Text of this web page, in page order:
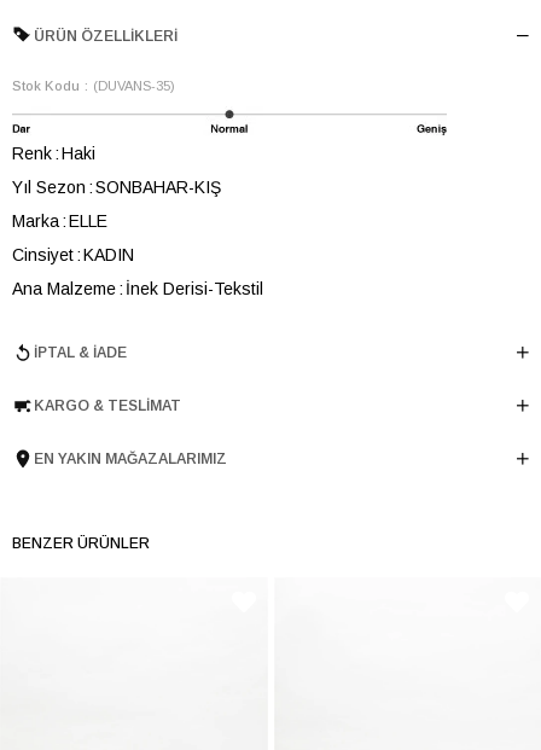
ÜRÜN ÖZELLIKLERI
Stok Kodu (DUVANS-35)
Renk Haki
Yıl Sezon SONBAHAR-KIŞ
Marka ELLE
Cinsiyet KADIN
Ana Malzeme İnek Derisi-Tekstil
Topuk Boyu 5.5 cm
Tema Gamer
İPTAL & İADE
KARGO & TESLIMAT
EN YAKIN MAĞAZALARIMIZ
BENZER ÜRÜNLER